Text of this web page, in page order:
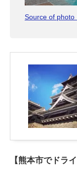
Source of photo
【熊本市でドラ